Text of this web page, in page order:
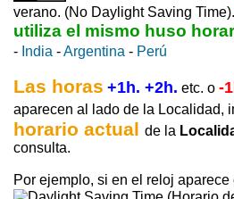
verano. (No Daylight Saving Time).
utiliza el mismo huso
- India -Argentina - Perú
Las horas +1h. +2h. etc. o -
aparecen al lado de la Localidad,
horario actual de la
consulta.
Por ejemplo, si en el reloj